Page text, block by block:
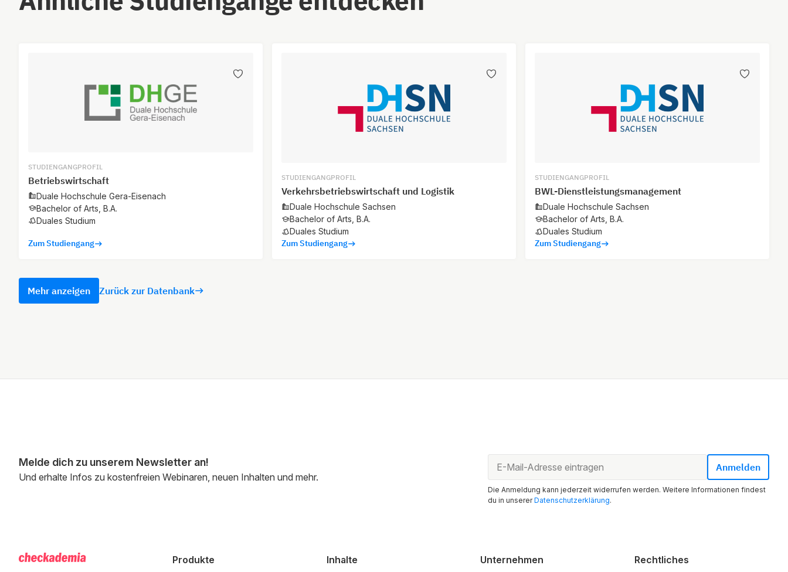
STUDIENGANGPROFIL
Betriebswirtschaft
Duale Hochschule Gera-Eisenach
Bachelor of Arts, B.A.
Duales Studium
Zum Studiengang
STUDIENGANGPROFIL
Verkehrsbetriebswirtschaft und Logistik
Duale Hochschule Sachsen
Bachelor of Arts, B.A.
Duales Studium
Zum Studiengang
STUDIENGANGPROFIL
BWL-Dienstleistungsmanagement
Duale Hochschule Sachsen
Bachelor of Arts, B.A.
Duales Studium
Zum Studiengang
Mehr anzeigen Zurück zur Datenbank
Melde dich zu unserem Newsletter an!
Und erhalte Infos zu kostenfreien Webinaren, neuen Inhalten und mehr.
Die Anmeldung kann jederzeit widerrufen werden. Weitere Informationen findest
du in unsererDatenschutzerklärung.
Produkte Inhalte Unternehmen Rechtliches